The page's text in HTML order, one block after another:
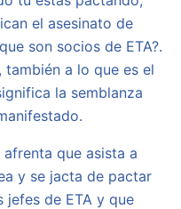
el asesinato de
son socios de ETA?.
también a lo que es el
la semblanza
que asista a
y se jacta de pactar
de ETA y que